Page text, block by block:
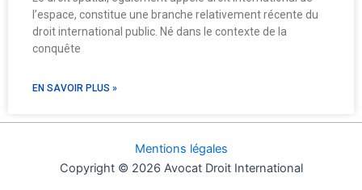
l’espace, constitue une branche relativement récente du
droit international public. Né dans le contexte de la
conquête
EN SAVOIR PLUS »
Mentions légales
Copyright © 2026 Avocat Droit International